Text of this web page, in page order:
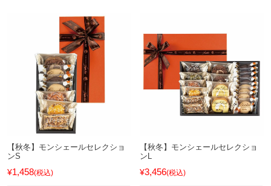
【秋冬】モンシェールセレクショ
ンS
¥1,458 税込
【秋冬】モンシェールセレクショ
ンL
¥3,456 税込